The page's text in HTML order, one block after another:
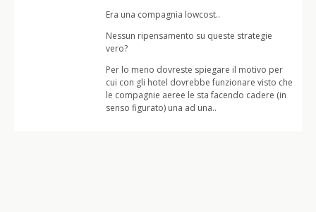
Era una compagnia lowcost..
Nessun ripensamento su queste strategie
vero?
Per lo meno dovreste spiegare il motivo per
cui con gli hotel dovrebbe funzionare visto che
le compagnie aeree le sta facendo cadere (in
senso figurato) una ad una..